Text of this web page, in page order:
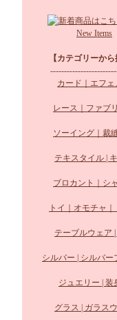
New Items
【カテゴリーから
カード｜エフェ
レース｜ファブ
ソーイング｜裁
テキスタイル |
ブロカント｜シ
トイ｜オモチャ
テーブルウェア
シルバー | シルバー
ジュエリー | 装
グラス | ガラス